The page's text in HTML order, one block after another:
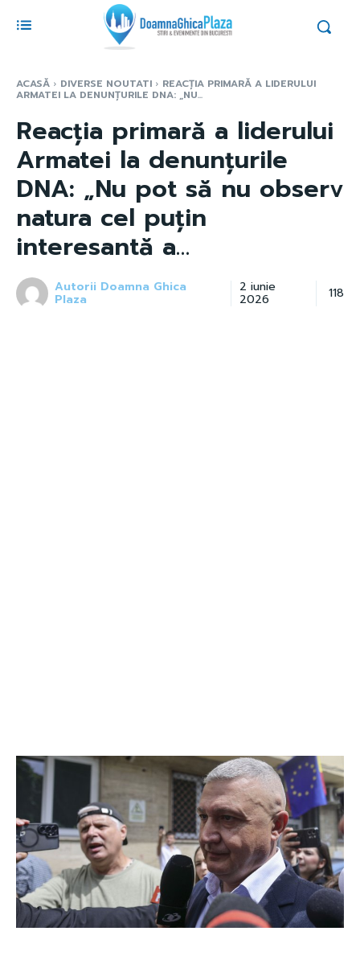
ACASĂ DIVERSE NOUTATI REACȚIA PRIMARĂ A LIDERULUI
ARMATEI LA DENUNȚURILE DNA: „NU...
Reacția primară a liderului
Armatei la denunțurile
DNA: „Nu pot să nu observ
natura cel puțin
interesantă a…
Autorii Doamna Ghica
Plaza
2 iunie
2026 118